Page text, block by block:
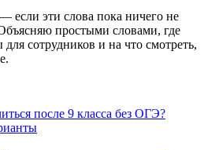
если эти слова пока ничего не
простыми словами, где
для сотрудников и на что смотреть,